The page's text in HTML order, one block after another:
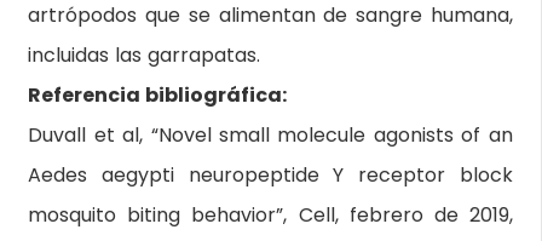
artrópodos que se alimentan de sangre humana,
incluidas las garrapatas.
Referencia bibliográfica:
Duvall et al, “Novel small molecule agonists of an
Aedes aegypti neuropeptide Y receptor block
mosquito biting behavior”, Cell, febrero de 2019,